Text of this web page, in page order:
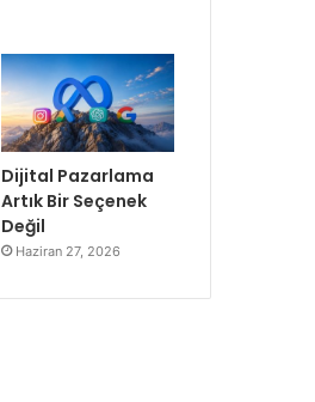
Dijital Pazarlama
Artık Bir Seçenek
Değil
Haziran 27, 2026